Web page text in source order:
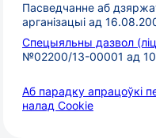
Пасведчанне аб
арганізацыі ад
Спецыяльны дазвол
№02200/13-00001 ад
Аб парадку апрацоўкі
налад Cookie